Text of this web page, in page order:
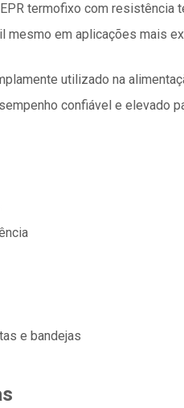
termofixo com resistência
mesmo em aplicações mais
utilizado na
confiável e elevado
e bandejas